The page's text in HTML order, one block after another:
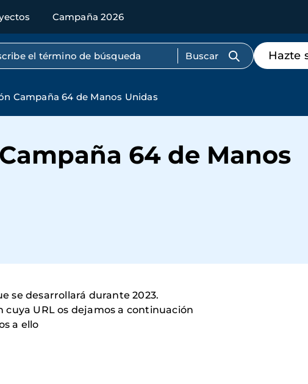
Campaña 2026
por texto completo
Menú
de
Hazte
Campaña 64 de Manos Unidas
64 de Manos
se desarrollará durante 2023.
URL os dejamos a continuación
a ello